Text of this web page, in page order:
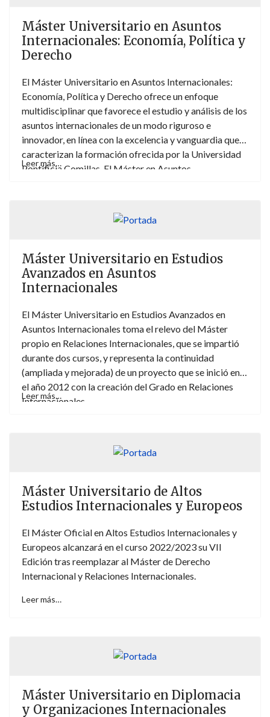
los retos globales y la complejidad de la realidad
internacional desde una perspectiva económica,
jurídica y política.
Máster Universitario en Asuntos
Internacionales: Economía, Política y
Derecho
El Máster Universitario en Asuntos Internacionales:
Economía, Política y Derecho ofrece un enfoque
multidisciplinar que favorece el estudio y análisis de los
asuntos internacionales de un modo riguroso e
innovador, en línea con la excelencia y vanguardia que
caracterizan la formación ofrecida por la Universidad
Pontificia Comillas. El Máster en Asuntos
los retos globales y la complejidad de la realidad
internacional desde una perspectiva económica,
Leer más…
Máster Universitario en Estudios
Avanzados en Asuntos
Internacionales
El Máster Universitario en Estudios Avanzados en
Asuntos Internacionales toma el relevo del Máster
propio en Relaciones Internacionales, que se impartió
durante dos cursos, y representa la continuidad
(ampliada y mejorada) de un proyecto que se inició en
el año 2012 con la creación del Grado en Relaciones
Internacionales.
Leer más…
Máster Universitario de Altos
Estudios Internacionales y Europeos
El Máster Oficial en Altos Estudios Internacionales y
Europeos alcanzará en el curso 2022/2023 su VII
Edición tras reemplazar al Máster de Derecho
Internacional y Relaciones Internacionales.
Leer más…
Máster Universitario en Diplomacia
y Organizaciones Internacionales